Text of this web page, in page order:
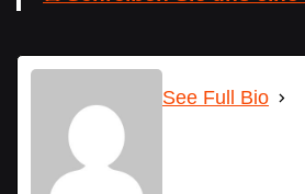
See Full Bio